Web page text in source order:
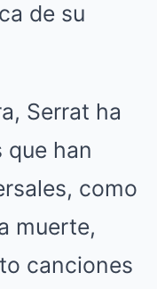
de su
Serrat ha
han
como
muerte,
canciones